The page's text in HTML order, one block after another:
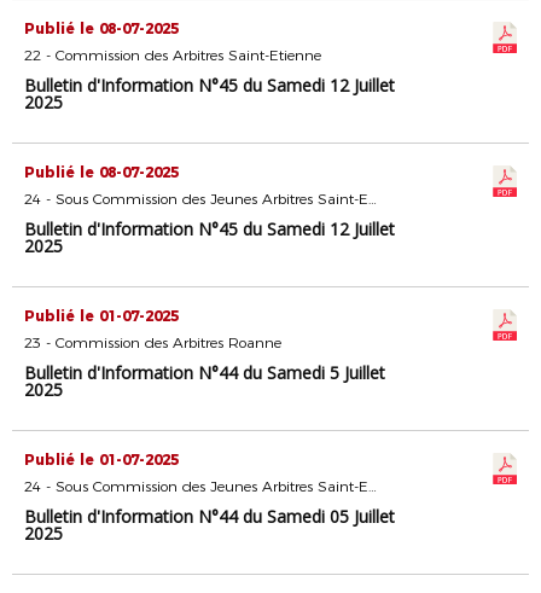
Publié le 08-07-2025
22 - Commission des Arbitres Saint-Etienne
Bulletin d'Information N°45 du Samedi 12 Juillet
2025
Publié le 08-07-2025
24 - Sous Commission des Jeunes Arbitres Saint-Etienne
Bulletin d'Information N°45 du Samedi 12 Juillet
2025
Publié le 01-07-2025
23 - Commission des Arbitres Roanne
Bulletin d'Information N°44 du Samedi 5 Juillet
2025
Publié le 01-07-2025
24 - Sous Commission des Jeunes Arbitres Saint-Etienne
Bulletin d'Information N°44 du Samedi 05 Juillet
2025